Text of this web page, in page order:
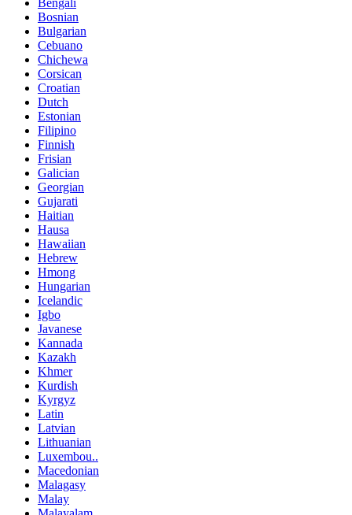
Bosnian
Bulgarian
Cebuano
Chichewa
Corsican
Croatian
Dutch
Estonian
Filipino
Finnish
Frisian
Galician
Georgian
Gujarati
Haitian
Hausa
Hawaiian
Hebrew
Hmong
Hungarian
Icelandic
Igbo
Javanese
Kannada
Kazakh
Khmer
Kurdish
Kyrgyz
Latin
Latvian
Lithuanian
Luxembou..
Macedonian
Malagasy
Malay